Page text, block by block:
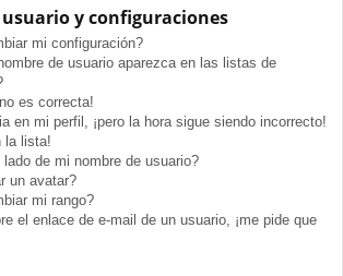
usuario y configuraciones
mi configuración?
de usuario aparezca en las listas de
es correcta!
en mi perfil, ¡pero la hora sigue siendo incorrecto!
la lista!
de mi nombre de usuario?
un avatar?
mi rango?
el enlace de e-mail de un usuario, ¡me pide que